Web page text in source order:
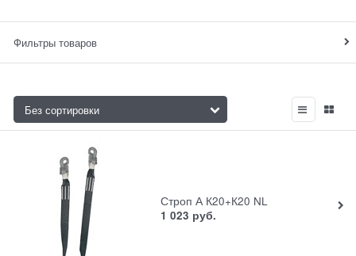
Фильтры товаров
Строп А К20+К20 NL
1 023 руб.